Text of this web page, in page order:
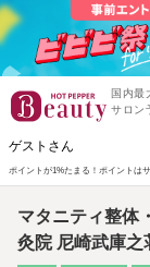
国内最
サロン
ゲストさん
ポイントが1%たまる！ ポイントは
マタニティ整体
灸院 尼崎武庫之